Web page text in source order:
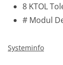
8 KTOL
# Modul
Systeminfo